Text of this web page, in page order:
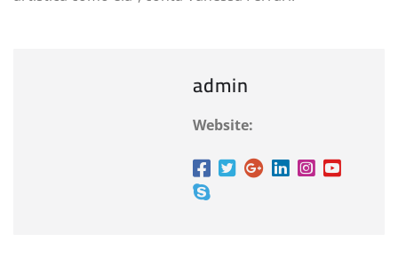
admin
Website: